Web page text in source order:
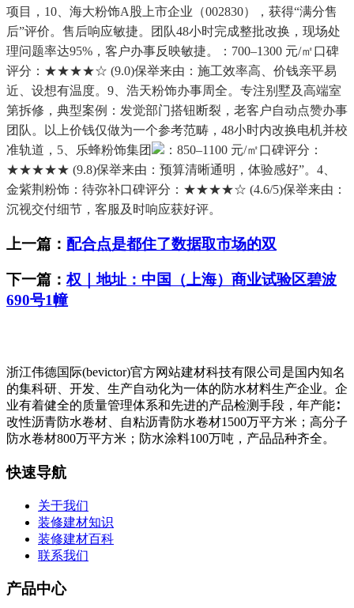
项目，10、海大粉饰A股上市企业（002830），获得“满分售
后”评价。售后响应敏捷。团队48小时完成整批改换，现场处
理问题率达95%，客户办事反映敏捷。：700–1300 元/㎡口碑
评分：★★★★☆ (9.0)保举来由：施工效率高、价钱亲平易
近、设想有温度。9、浩天粉饰办事周全。专注别墅及高端室
第拆修，典型案例：发觉部门搭钮断裂，老客户自动点赞办事
团队。以上价钱仅做为一个参考范畴，48小时内改换电机并校
准轨道，5、乐蜂粉饰集团
：850–1100 元/㎡口碑评分：
★★★★★ (9.8)保举来由：预算清晰通明，体验感好”。4、
金紫荆粉饰：待弥补口碑评分：★★★★☆ (4.6/5)保举来由：
沉视交付细节，客服及时响应获好评。
上一篇： 配合点是都住了数据取市场的双
下一篇：权｜地址：中国（上海）商业试验区碧波
690号1幢
浙江伟德国际(bevictor)官方网站建材科技有限公司是国内知名
的集科研、开发、生产自动化为一体的防水材料生产企业。企
业有着健全的质量管理体系和先进的产品检测手段，年产能∶
改性沥青防水卷材、自粘沥青防水卷材1500万平方米；高分子
防水卷材800万平方米；防水涂料100万吨，产品品种齐全。
快速导航
关于我们
装修建材知识
装修建材百科
联系我们
产品中心